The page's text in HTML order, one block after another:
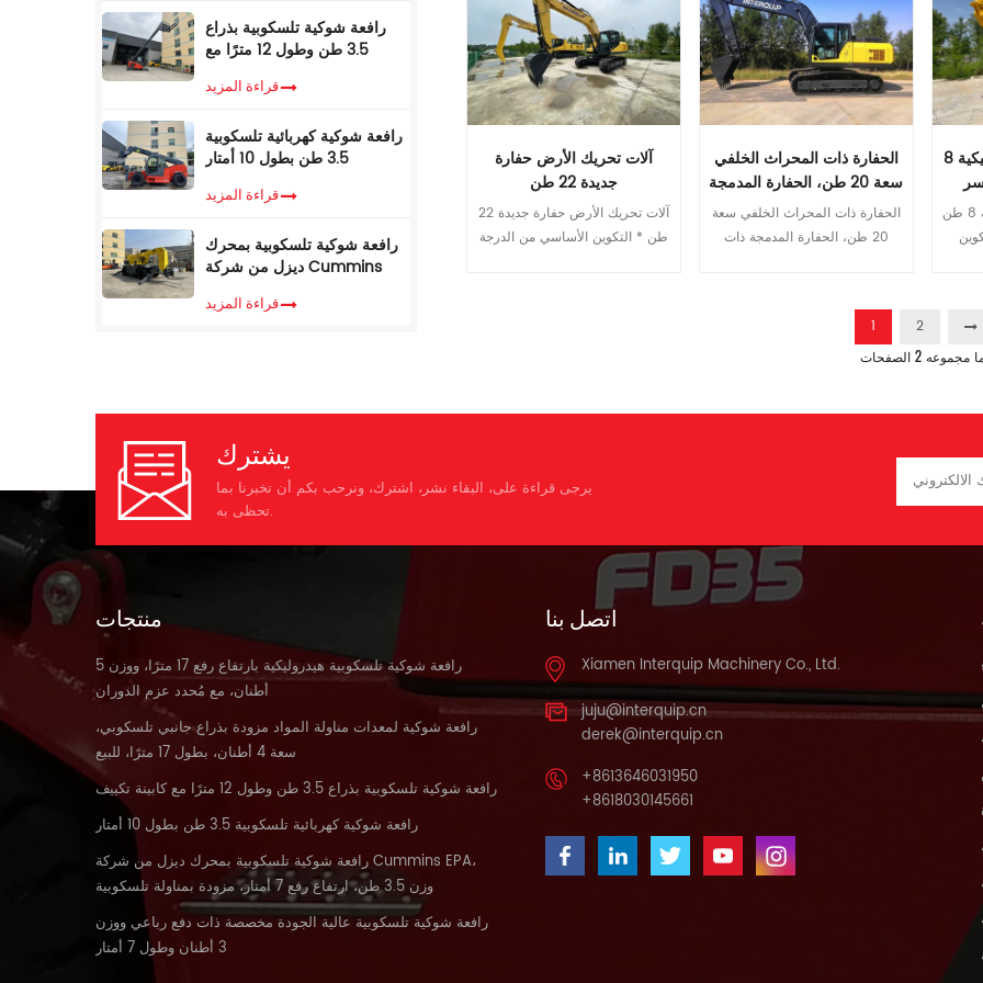
4.0 نموذج المحرك YKVFT-315L2
QSL8.9 القوة المقدرة
KW/R/Min 280 264/2100 حجم
خزان الوقود ل 500 سرعة السفر
ص/دقيقة 9 الحد الأقصى درجة
Power Max ISO كيلوغرام 298
متوسط ​​ضغط التأريض KPA 95
3280 ه خلوص الأرض موازنة مم
1300 و دقيقة. خلوص الأرض
نصف قطرها 4850 مم ح تتبع
المسار 2740 مم ل عرض
المسار 600 مم ن عرض القرص
الدوار 3385 مم س الأعلى.
10760 حفر الارتفاع مم ص
7400 الأعلى. ارتفاع الارتفاع مم
7320 س الأعلى. حفر العمق
6695 مم ص الأعلى. 7150 عمق
الأعلى. حفر عمق طائرة أفقية
Max.Digging Race على مستوى
الأرض 9250 مم الخامس 4850
ايسوزو مع انبعاثات المرحلة الثالثة،
مما يوفر الوقود والطاقة. العلامة
التجارية الدولية المضخة الرئيسية
والصمام الرئيسي تضمن المكونات
الهيدروليكية ذات العلامة التجارية
العالمية الموثوقية العالية للنظام
الهيدروليكي * موثوقية ومتانة أعلى
مزيد من الموثوقية والمتانة جسم
متين وعالي القوة الأجزاء الهيكلية
لذراع الرافعة والعصا والدلو معززة
الوزن التشغيلي (T) كلغ 35000
دونغفنغ الكمون 6LTAA8.9 ايسوزو
نظام الوقود - الحقن المباشر معيار
动方式وضع القيادة الهيدروليكية 主
والكروب الذهنية 37 流量 التدفق
HM5X180CHB 工作压力الضغط
号 كيب RT60T/هيونداي HT33A
آلات تحريك الأرض حفارة
جديدة 22 طن
آلات تحريك الأرض حفارة جديدة 22 طن * التكوين الأساسي من الدرجة الأولى الراقية تتوافق محركات Yanmar مع انبعاثات المرحلة III، مما يوفر الطاقة والوقود. العلامة التجارية الدولية المضخة الرئيسية والصمام الرئيسي تضمن المكونات الهيدروليكية ذات العلامة التجارية العالمية الموثوقية العالية للنظام الهيدروليكي * موثوقية ومتانة أكبر جسم متين وعالي القوة الأجزاء الهيكلية لذراع الرافعة والعصا والدلو معززة * المزيد من الراحة المنسقة كابينة جديدة شديدة الصلابة، هادئة ومريحة شاشة LCD ملونة للمراقبة والصيانة المريحة أوضاع تشغيل متعددة متاحة تحديد نموذج وحدة ITQ 215.9 وزن التشغيل طن 22.5 قدرة دلو م³ 0.93 نوع المحرك 三菱4M50 القوة المصنفة كيلووات/ص/دقيقة 118/2000 حجم خزان الوقود ل 420 سرعة السفر كم/ساعة 5.2/3.5 سرعة التأرجح ص / دقيقة 11.5 أقصى درجة تسلق ° 70 قوة حفر الجرافة عند القدرة القصوى ISO كن 157 متوسط ​​الضغط الأرضي الجيش الشعبي الكوري 48 نموذج المضخة الهيدروليكية إن لاين V90N130 الحد الأقصى للتدفق لتر/دقيقة 222*2 ضبط الضغط الآلام والكروب الذهنية 37 حجم الخزان الهيدروليكي ل 246 الطول الإجمالي مم 9560 ب العرض الكلي مم 2980 C الارتفاع الكلي ( حتى أعلى ذراع الرافعة ) مم 3040 D الارتفاع الإجمالي ( إلى أعلى الكابينة ) مم 3120 E الخلوص الأرضي الموازن مم 1065 واو دقيقة. تطهير الأرض مم 466 G نصف قطر تأرجح الذيل مم 2720 H طول التأريض للمسار مم 3260 طول المسار J مم 4060 مقياس المسار K مم 2380 عرض المسار L مم 2980 عرض حذاء المسار M مم 600 N عرض القرص الدوار مم 2700 يا ماكس. ارتفاع الحفر مم 9275 ف ماكس. ارتفاع الإغراق مم 6560 س ماكس. عمق الحفر مم 6515 آر ماكس. عمق حفر الجدار العمودي مم 5915 اس ماكس. عمق الحفر لمستوى أفقي 2.5 متر مم 6380 تي ماكس. الوصول إلى الحفر مم 9865 U Max.digging يصل إلى مستوى الأرض مم 9680 الخامس دقيقة. نصف قطر التأرجح مم 3630 دبليو ماكس. الارتفاع في نصف قطر التأرجح الأدنى مم 7670 X المسافة من مركز التأرجح إلى الخلف مم 2720 Z ارتفاع الثقل الموازن مم 2120 A1 طول التأريض (في النقل) مم 4850 طول الذراع مم 2900
الحفارة ذات المحراث الخلفي
سعة 20 طن، الحفارة المدمجة
ذات الوصول الطويل
الحفارة ذات المحراث الخلفي سعة 20 طن، الحفارة المدمجة ذات الوصول الطويل * التكوين الأساسي من الدرجة الأولى الراقية تتوافق محركات Yanmar مع انبعاثات المرحلة III، مما يوفر الطاقة والوقود. العلامة التجارية الدولية المضخة الرئيسية والصمام الرئيسي تضمن المكونات الهيدروليكية ذات العلامة التجارية العالمية الموثوقية العالية للنظام الهيدروليكي * موثوقية ومتانة أكبر جسم متين وعالي القوة الأجزاء الهيكلية لذراع الرافعة والعصا والدلو معززة * المزيد من الراحة المنسقة كابينة جديدة شديدة الصلابة، هادئة ومريحة شاشة LCD ملونة للمراقبة والصيانة المريحة أوضاع تشغيل متعددة متاحة تحديد نموذج وحدة ITQ 205.9 وزن التشغيل طن 21.3 قدرة دلو م³ 0.93 نوع المحرك 广康QSB7.0 三菱 4M50 القوة المصنفة كيلووات/ص/دقيقة 124/2000 118/2000 حجم خزان الوقود ل 420 سرعة السفر كم/ساعة 5.2/3.5 سرعة التأرجح ص / دقيقة 11.5 أقصى درجة تسلق ° 70 قوة حفر الجرافة عند القدرة القصوى ISO كن 157 متوسط ​​الضغط الأرضي الجيش الشعبي الكوري 46.5 نموذج المضخة الهيدروليكية إدي FMP112APDT كيه بي إم K3V112DT الحد الأقصى للتدفق لتر/دقيقة 215 *2 228*2 ضبط الضغط الآلام والكروب الذهنية 37 حجم الخزان الهيدروليكي ل 246 الطول الإجمالي مم 9560 ب العرض الكلي مم 2780 C الارتفاع الكلي ( حتى أعلى ذراع الرافعة ) مم 3040 D الارتفاع الإجمالي ( إلى أعلى الكابينة ) مم 3120 E الخلوص الأرضي الموازن مم 1065 واو دقيقة. تطهير الأرض مم 466 G نصف قطر تأرجح الذيل مم 2720 H طول التأريض للمسار مم 3260 طول المسار J مم 4060 مقياس المسار K مم 2180 عرض المسار L مم 2780 عرض حذاء المسار M مم 600 N عرض القرص الدوار مم 2700 يا ماكس. ارتفاع الحفر مم 9275 ف ماكس. ارتفاع الإغراق مم 6560 س ماكس. عمق الحفر مم 6515 آر ماكس. عمق حفر الجدار العمودي مم 5915 اس ماكس. عمق الحفر لمستوى أفقي 2.5 متر مم 6380 تي ماكس. الوصول إلى الحفر مم 9865 U Max.digging يصل إلى مستوى الأرض مم 9680 الخامس دقيقة. نصف قطر التأرجح مم 3630 دبليو ماكس. الارتفاع في نصف قطر التأرجح الأدنى مم 7670 X المسافة من مركز التأرجح إلى الخلف مم 2720 Z ارتفاع الثقل الموازن مم 2120 A1 طول التأريض (في النقل) مم 4850
الحفارة الزاحفة الهيدروليكية 8
الحفارة الزاحفة الهيدروليكية 8 طن مع أجزاء آلة الكسر * التكوين الأساسي من الدرجة الأولى الراقية تتوافق محركات Yanmar مع انبعاثات المرحلة III، مما يوفر الطاقة والوقود. العلامة التجارية الدولية المضخة الرئيسية والصمام الرئيسي تضمن المكونات الهيدروليكية ذات العلامة التجارية العالمية الموثوقية العالية للنظام الهيدروليكي * موثوقية ومتانة أكبر جسم متين وعالي القوة الأجزاء الهيكلية لذراع الرافعة والعصا والدلو معززة * المزيد من الراحة المنسقة كابينة جديدة شديدة الصلابة، هادئة ومريحة شاشة LCD ملونة للمراقبة والصيانة المريحة أوضاع تشغيل متعددة متاحة تحديد نموذج وحدة إي تي كيو 80.9 وزن التشغيل طن 8.2 قدرة دلو م³ 0.32 نوع المحرك يانمار 4TNV98T يانمار 4TNV98 القوة المصنفة كيلووات/ص/دقيقة 56.5/2200 46.3/2200 حجم خزان الوقود ل 130 سرعة السفر كم/ساعة 5.1/2.7 سرعة التأرجح ص / دقيقة 10 أقصى درجة تسلق ° 70 قوة حفر الجرافة عند القدرة القصوى ISO كن 52 متوسط ​​الضغط الأرضي الجيش الشعبي الكوري 30 نموذج المضخة الهيدروليكية إن لاين HP3V80 الحد الأقصى للتدفق لتر/دقيقة 165 ضبط الضغط الآلام والكروب الذهنية 32 حجم الخزان الهيدروليكي ل 90 الطول الإجمالي مم 6100 ب العرض الكلي مم 2300 C الارتفاع الكلي ( حتى أعلى ذراع الرافعة ) مم 2515 D الارتفاع الإجمالي ( إلى أعلى الكابينة ) مم 2680 E الخلوص الأرضي الموازن مم 760 واو دقيقة. تطهير الأرض مم 380 G نصف قطر تأرجح الذيل مم 1755 H طول التأريض للمسار مم 2150 طول المسار J مم 2760 مقياس المسار K مم 1700 عرض المسار L مم 2150 عرض حذاء المسار M مم 450 N عرض القرص الدوار مم 2198 يا ماكس. ارتفاع الحفر مم 7165 ف ماكس. ارتفاع الإغراق مم 5065 س ماكس. عمق الحفر مم 4038 آر ماكس. عمق حفر الجدار العمودي مم 3505 اس ماكس. عمق الحفر لمستوى أفقي 2.5 متر مم 3680 تي ماكس. الوصول إلى الحفر مم 6330 U Max.digging يصل إلى مستوى الأرض مم 6180 الخامس دقيقة. نصف قطر التأرجح مم 1795 دبليو ماكس. الارتفاع في نصف قطر التأرجح الأدنى مم 5500 X المسافة من مركز التأرجح إلى الخلف مم 1755 Z ارتفاع الثقل الموازن مم 1725 A1 طول التأريض (في النقل) مم 3700
1
2
مجموعه2 الصفحات
رافعة شوكية تلسكوبية بذراع
3.5 طن وطول 12 مترًا مع
قراءة المزيد
رافعة شوكية كهربائية تلسكوبية
3.5 طن بطول 10 أمتار
قراءة المزيد
رافعة شوكية تلسكوبية بمحرك
ديزل من شركة Cummins
7 أمتار، مزودة بمناولة
قراءة المزيد
يشترك
يرجى قراءة على، البقاء نشر، اشترك، ونرحب بكم أن تخبرنا بما
تحظى به.
منتجات
رافعة شوكية تلسكوبية هيدروليكية بارتفاع رفع 17 مترًا، ووزن 5
أطنان، مع مُحدد عزم الدوران
رافعة شوكية لمعدات مناولة المواد مزودة بذراع جانبي تلسكوبي،
سعة 4 أطنان، بطول 17 مترًا، للبيع
رافعة شوكية تلسكوبية بذراع 3.5 طن وطول 12 مترًا مع كابينة تكييف
رافعة شوكية كهربائية تلسكوبية 3.5 طن بطول 10 أمتار
رافعة شوكية تلسكوبية بمحرك ديزل من شركة Cummins EPA،
وزن 3.5 طن، ارتفاع رفع 7 أمتار، مزودة بمناولة تلسكوبية
رافعة شوكية تلسكوبية عالية الجودة مخصصة ذات دفع رباعي ووزن
3 أطنان وطول 7 أمتار
اتصل بنا
Xiamen Interquip Machinery Co., Ltd.
juju@interquip.cn
derek@interquip.cn
+8613646031950
+8618030145661